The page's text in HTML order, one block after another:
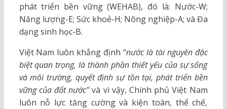
phát triển bền vững (WEHAB), đó là: Nước-W;
Năng lượng-E; Sức khoẻ-H; Nông nghiệp-A; và Đa
dạng sinh học-B.
Việt Nam luôn khẳng định “nước là tài nguyên đặc
biệt quan trọng, là thành phần thiết yếu của sự sống
và môi trường, quyết định sự tồn tại, phát triển bền
vững của đất nước”và vì vậy, Chính phủ Việt Nam
luôn nỗ lực tăng cường và kiện toàn, thể chế,